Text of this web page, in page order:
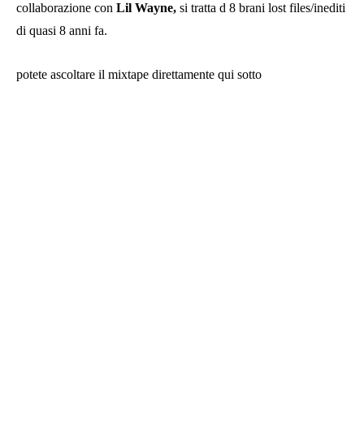
collaborazione con Lil Wayne, si tratta d 8 brani lost files/inediti
di quasi 8 anni fa.
potete ascoltare il mixtape direttamente qui sotto